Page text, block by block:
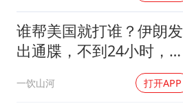
谁帮美国就打谁？伊朗发
出通牒，不到24小时，特
一饮山河 打开APP